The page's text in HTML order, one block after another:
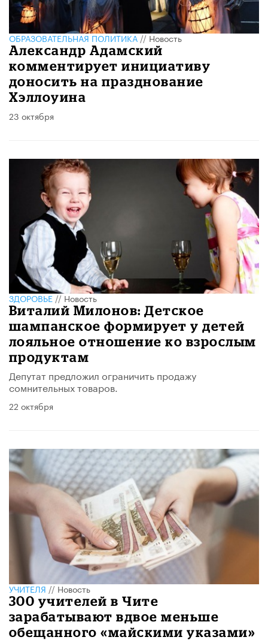
ОБРАЗОВАТЕЛЬНАЯ ПОЛИТИКА//Новость
Александр Адамский
комментирует инициативу
доносить на празднование
Хэллоуина
23 октября
ЗДОРОВЬЕ//Новость
Виталий Милонов: Детское
шампанское формирует у детей
лояльное отношение ко взрослым
продуктам
Депутат предложил ограничить продажу
сомнительных товаров.
22 октября
УЧИТЕЛЯ//Новость
300 учителей в Чите
зарабатывают вдвое меньше
обещанного «майскими указами»